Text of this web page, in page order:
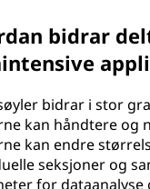
bidrar
bidrar i stor
kan håndtere og
kan endre
seksjoner og
for